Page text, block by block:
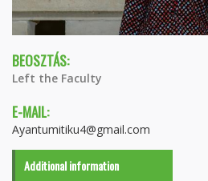
BEOSZTÁS:
Left the Faculty
E-MAIL:
Ayantumitiku4@gmail.com
Additional information